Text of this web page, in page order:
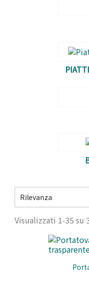
Rilevanza
Visualizzati 1-35 su